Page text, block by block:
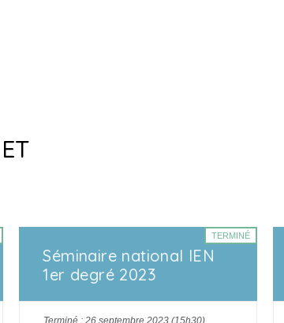
Séminaire national IEN
1er degré 2023
TERMINÉ
Terminé : 26 septembre 2023 (15h30)